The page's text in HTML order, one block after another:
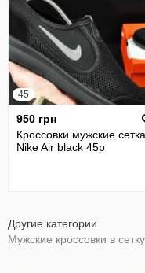
45
950 грн
Кроссовки мужские сетка
Nike Air black 45р
Другие категории
Мужские кроссовки в сетку